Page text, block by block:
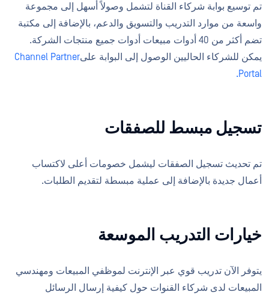
تم توسيع بوابة شركاء القناة لتشمل وصولاً أسهل إلى مجموعة
واسعة من موارد التدريب والتسويق والدعم، بالإضافة إلى مكتبة
تضم أكثر من 40 أدوات مبيعات أدوات جميع منتجات الشركة.
يمكن للشركاء الحاليين الوصول إلى البوابة علىChannel Partner
Portal.
تسجيل مبسط للصفقات
تم تحديث تسجيل الصفقات ليشمل خصومات أعلى لاكتساب
أعمال جديدة بالإضافة إلى عملية مبسطة لتقديم الطلبات.
خيارات التدريب الموسعة
يتوفر الآن تدريب قوي عبر الإنترنت لموظفي المبيعات ومهندسي
المبيعات لدى شركاء القنوات حول كيفية إرسال الرسائل